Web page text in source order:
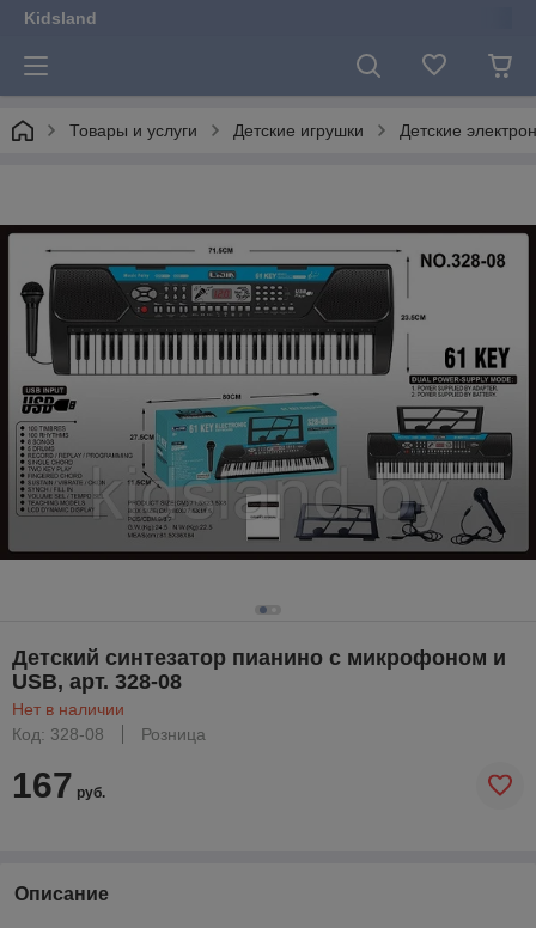
Kidsland
Товары и услуги Детские игрушки Детские
Детский синтезатор пианино с микрофоном и
USB, арт. 328-08
Нет в наличии
Код: 328-08
Розница
167 руб.
Описание